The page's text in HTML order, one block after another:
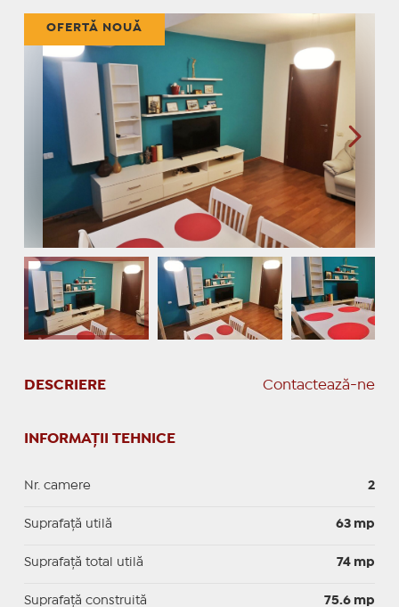
OFERTĂ NOUĂ
DESCRIERE Contactează-ne
INFORMAȚII TEHNICE
Nr. camere 2
Suprafaţă utilă 63 mp
Suprafaţă total utilă 74 mp
Suprafaţă construită 75.6 mp